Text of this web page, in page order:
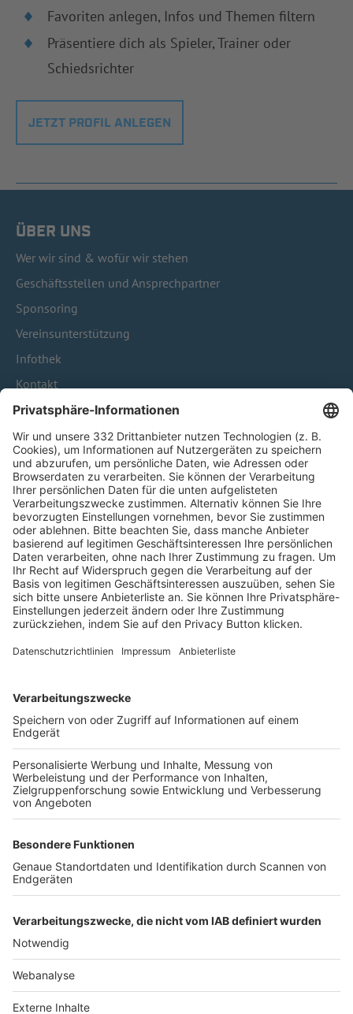
Favoriten anlegen, Infos und Themen filtern
Präsentiere dich als Spieler, Trainer oder
Schiedsrichter
JETZT PROFIL ANLEGEN
ÜBER UNS
Wer wir sind & wofür wir stehen
Geschäftsstellen und Ansprechpartner
Sponsoring
Vereinsunterstützung
Infothek
Kontakt
HÄUFIG BESUCHTE SEITEN
Pässe und Vereinswechsel
Trainerausbildung
Schulungsangebot Vereinsmitarbeiter
BFV-Geschäftsstellen
Trainerbörse
Login SpielPlus
FOLGE DEM BFV
TOP-VEREINE
TOP-PARTNER
Nutzungsbedingungen Datenschutz Impressum